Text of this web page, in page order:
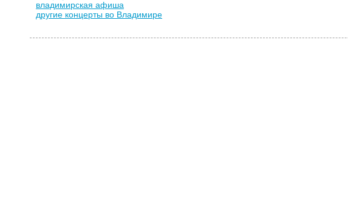
владимирская афиша
другие концерты во Владимире